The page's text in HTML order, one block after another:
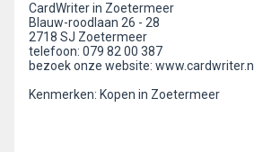
CardWriter in Zoetermeer
Blauw-roodlaan 26 - 28
2718 SJ Zoetermeer
telefoon: 079 82 00 387
bezoek onze website: www.cardwriter.nl
Kenmerken: Kopen in Zoetermeer